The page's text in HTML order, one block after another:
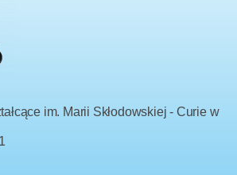
im. Marii Skłodowskiej - Curie w